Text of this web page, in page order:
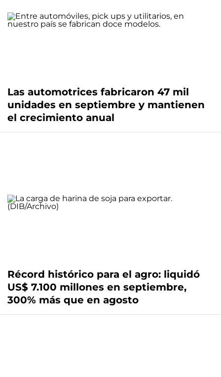
Las automotrices fabricaron 47 mil
unidades en septiembre y mantienen
el crecimiento anual
Récord histórico para el agro: liquidó
US$ 7.100 millones en septiembre,
300% más que en agosto